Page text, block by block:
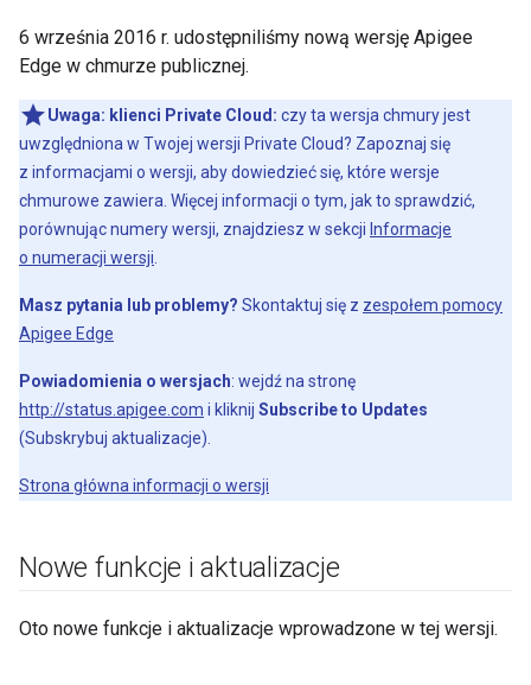
6 września 2016 r. udostępniliśmy nową wersję Apigee
Edge w chmurze publicznej.
Uwaga: klienci Private Cloud: czy ta wersja chmury jest
uwzględniona w Twojej wersji Private Cloud? Zapoznaj się
z informacjami o wersji, aby dowiedzieć się, które wersje
chmurowe zawiera. Więcej informacji o tym, jak to sprawdzić,
porównując numery wersji, znajdziesz w sekcji Informacje
o numeracji wersji
Masz pytania lub problemy? Skontaktuj się z zespołem pomocy
Apigee Edge
Powiadomienia o wersjach: wejdź na stronę
http://status.apigee.com i kliknij Subscribe to Updates
(Subskrybuj aktualizacje).
Strona główna informacji o wersji
Nowe funkcje i aktualizacje
Oto nowe funkcje i aktualizacje wprowadzone w tej wersji.